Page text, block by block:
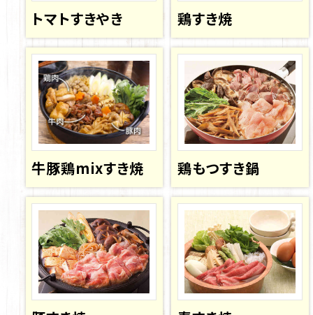
トマトすきやき 鶏すき焼
牛豚鶏mixすき焼 鶏もつすき鍋